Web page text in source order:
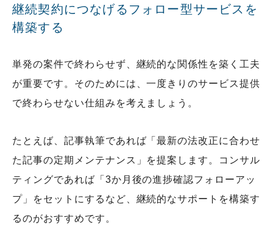
継続契約につなげるフォロー型サービスを
構築する
単発の案件で終わらせず、継続的な関係性を築く工夫
が重要です。そのためには、一度きりのサービス提供
で終わらせない仕組みを考えましょう。
たとえば、記事執筆であれば「最新の法改正に合わせ
た記事の定期メンテナンス」を提案します。コンサル
ティングであれば「3か月後の進捗確認フォローアッ
プ」をセットにするなど、継続的なサポートを構築す
るのがおすすめです。